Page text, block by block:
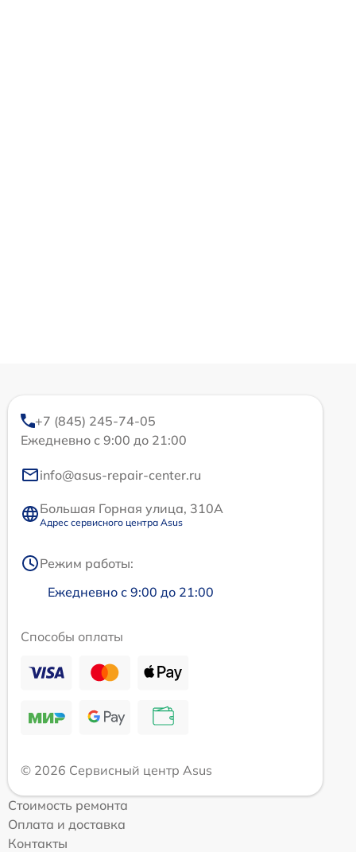
+7 (845) 245-74-05
Ежедневно с 9:00 до 21:00
info@asus-repair-center.ru
Большая Горная улица, 310А
Адрес сервисного центра Asus
Режим работы:
Ежедневно с 9:00 до 21:00
Способы оплаты
© 2026 Сервисный центр Asus
Стоимость ремонта
Оплата и доставка
Контакты